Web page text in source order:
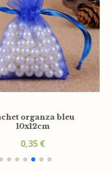
Sac organza framboise
10x12cm
0,35